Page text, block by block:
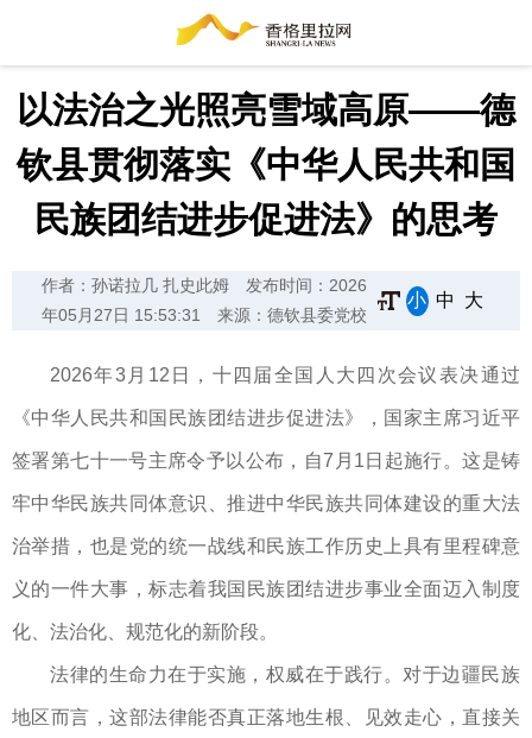
以法治之光照亮雪域高原——德
钦县贯彻落实《中华人民共和国
民族团结进步促进法》的思考
作者：孙诺拉几 扎史此姆
发布时间：2026
年05月27日 15:53:31
来源：德钦县委党校
小 中 大
2026年3月12日，十四届全国人大四次会议表决通过
《中华人民共和国民族团结进步促进法》，国家主席习近平
签署第七十一号主席令予以公布，自7月1日起施行。这是铸
牢中华民族共同体意识、推进中华民族共同体建设的重大法
治举措，也是党的统一战线和民族工作历史上具有里程碑意
义的一件大事，标志着我国民族团结进步事业全面迈入制度
化、法治化、规范化的新阶段。
法律的生命力在于实施，权威在于践行。对于边疆民族
地区而言，这部法律能否真正落地生根、见效走心，直接关